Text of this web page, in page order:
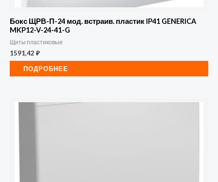
Бокс ЩРВ-П-24 мод. встраив. пластик IP41 GENERICA
MKP12-V-24-41-G
Щиты пластиковые
1591,42 ₽
ПОДРОБНЕЕ